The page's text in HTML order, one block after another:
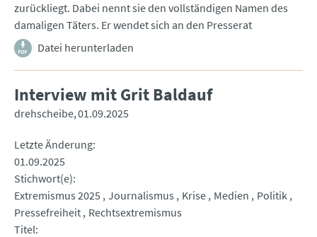
zurückliegt. Dabei nennt sie den vollständigen Namen des
damaligen Täters. Er wendet sich an den Presserat
Datei herunterladen
Interview mit Grit Baldauf
drehscheibe 01.09.2025
Letzte Änderung
01.09.2025
Stichwort(e)
Extremismus 2025 Journalismus Krise Medien
Politik
Pressefreiheit Rechtsextremismus
Titel